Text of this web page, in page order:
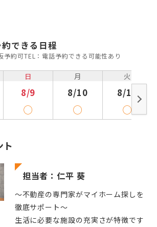
できる日程
予約可TEL：電話予約できる可能性あり
日
8/9
◯
月
8/10
◯
火
8/11
◯
担当者：仁平 葵
～不動産の専門家がマイホーム探しを
徹底サポート～
生活に必要な施設の充実さが特徴です